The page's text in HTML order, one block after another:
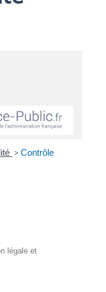
> Contrôle
légale et